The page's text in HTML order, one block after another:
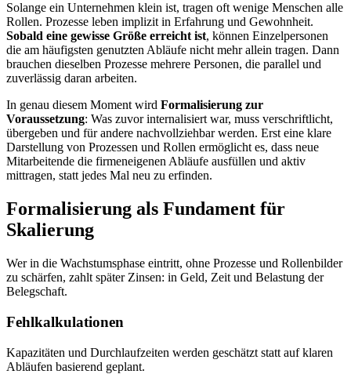
Solange ein Unternehmen klein ist, tragen oft wenige Menschen alle
Rollen. Prozesse leben implizit in Erfahrung und Gewohnheit.
Sobald eine gewisse Größe erreicht ist, können Einzelpersonen
die am häufigsten genutzten Abläufe nicht mehr allein tragen. Dann
brauchen dieselben Prozesse mehrere Personen, die parallel und
zuverlässig daran arbeiten.
In genau diesem Moment wird Formalisierung zur
Voraussetzung: Was zuvor internalisiert war, muss verschriftlicht,
übergeben und für andere nachvollziehbar werden. Erst eine klare
Darstellung von Prozessen und Rollen ermöglicht es, dass neue
Mitarbeitende die firmeneigenen Abläufe ausfüllen und aktiv
mittragen, statt jedes Mal neu zu erfinden.
Formalisierung als Fundament für
Skalierung
Wer in die Wachstumsphase eintritt, ohne Prozesse und Rollenbilder
zu schärfen, zahlt später Zinsen: in Geld, Zeit und Belastung der
Belegschaft.
Fehlkalkulationen
Kapazitäten und Durchlaufzeiten werden geschätzt statt auf klaren
Abläufen basierend geplant.